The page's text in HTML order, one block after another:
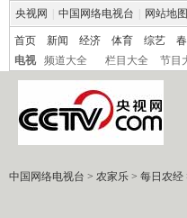
央视网 中国网络电视台 网站地图
首页 新闻 经济 体育 综艺
电视
频道大全 栏目大全 节目
中国网络电视台 > 农家乐 > 每日农经